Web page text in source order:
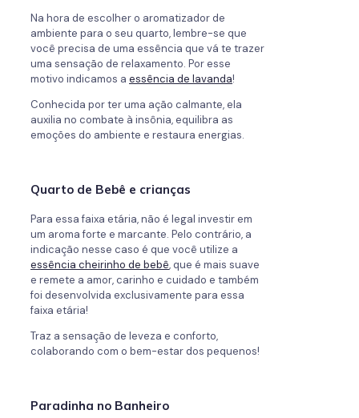
Na hora de escolher o aromatizador de
ambiente para o seu quarto, lembre-se que
você precisa de uma essência que vá te trazer
uma sensação de relaxamento. Por esse
motivo indicamos a essência de lavanda!
Conhecida por ter uma ação calmante, ela
auxilia no combate à insônia, equilibra as
emoções do ambiente e restaura energias.
Quarto de Bebê e crianças
Para essa faixa etária, não é legal investir em
um aroma forte e marcante. Pelo contrário, a
indicação nesse caso é que você utilize a
essência cheirinho de bebê, que é mais suave
e remete a amor, carinho e cuidado e também
foi desenvolvida exclusivamente para essa
faixa etária!
Traz a sensação de leveza e conforto,
colaborando com o bem-estar dos pequenos!
Paradinha no Banheiro